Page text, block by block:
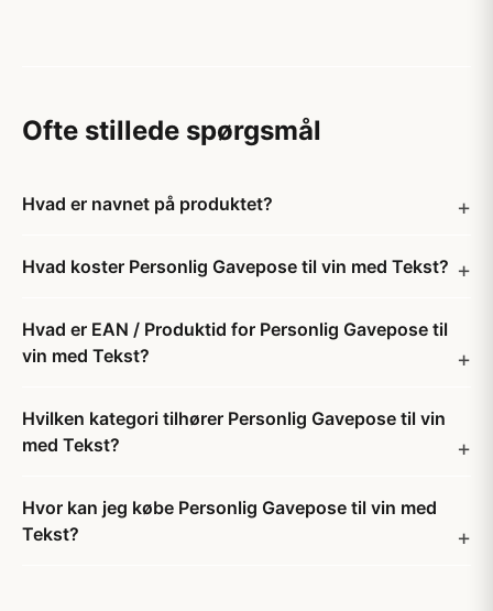
Ofte stillede spørgsmål
Hvad er navnet på produktet?
Hvad koster Personlig Gavepose til vin med Tekst?
Hvad er EAN / Produktid for Personlig Gavepose til
vin med Tekst?
Hvilken kategori tilhører Personlig Gavepose til vin
med Tekst?
Hvor kan jeg købe Personlig Gavepose til vin med
Tekst?